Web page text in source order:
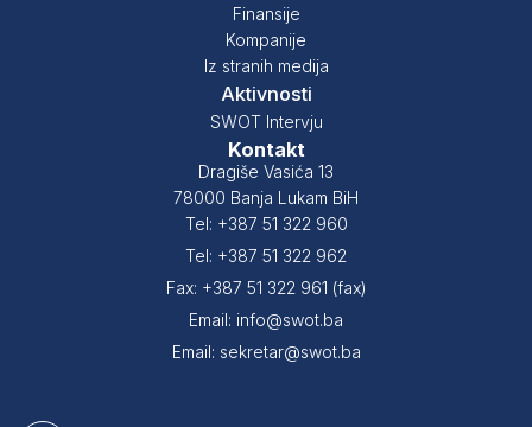
Finansije
Kompanije
Iz stranih medija
Aktivnosti
SWOT Intervju
Kontakt
Dragiše Vasića 13
78000 Banja Lukam BiH
Tel: +387 51 322 960
Tel: +387 51 322 962
Fax: +387 51 322 961 (fax)
Email: info@swot.ba
Email: sekretar@swot.ba